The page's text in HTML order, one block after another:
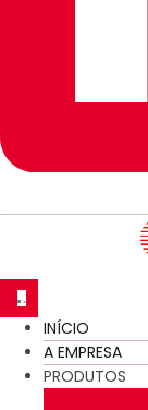
INÍCIO
A EMPRESA
PRODUTOS